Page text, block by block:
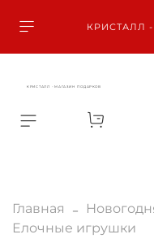
КРИСТАЛЛ
КРИСТАЛЛ - МАГАЗИН ПОДАРКОВ
Главная
Елочные игрушки